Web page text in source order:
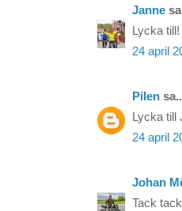
Janne
Lycka
24 april
Pilen
Lycka till
24 april
Johan
Tack